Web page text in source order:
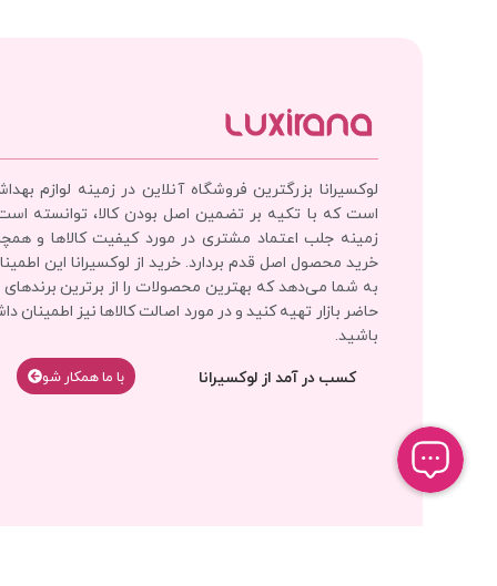
لوکسیرانا بزرگترین فروشگاه آنلاین در زمینه لوازم
است که با تکیه بر تضمین اصل بودن کالا، توانسته
زمینه جلب اعتماد مشتری در مورد کیفیت کالاها و
خرید محصول اصل قدم بردارد. خرید از لوکسیرانا این
به شما می‌دهد که بهترین محصولات را از برترین برندهای
حاضر بازار تهیه کنید و در مورد اصالت کالاها نیز اطمینان
باشید.
کسب در آمد از لوکسیرانا با‌‌ ما همکار شو